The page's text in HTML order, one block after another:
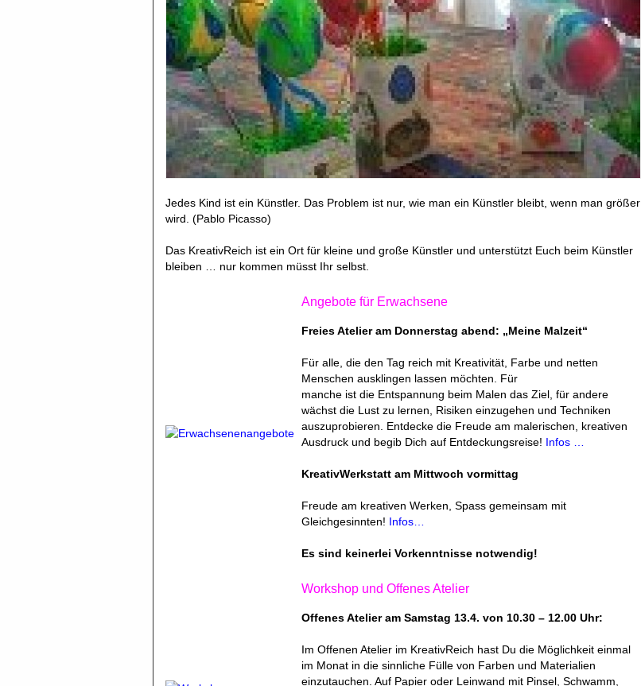
Jedes Kind ist ein Künstler. Das Problem ist nur, wie man ein Künstler bleibt, wenn man größer
wird. (Pablo Picasso)
Das KreativReich ist ein Ort für kleine und große Künstler und unterstützt Euch beim Künstler
bleiben … nur kommen müsst Ihr selbst.
Angebote für Erwachsene
Freies Atelier am Donnerstag abend: „Meine Malzeit“
Für alle, die den Tag reich mit Kreativität, Farbe und netten
Menschen ausklingen lassen möchten. Für
manche ist die Entspannung beim Malen das Ziel, für andere
wächst die Lust zu lernen, Risiken einzugehen und Techniken
auszuprobieren. Entdecke die Freude am malerischen, kreativen
Ausdruck und begib Dich auf Entdeckungsreise! Infos …
KreativWerkstatt am Mittwoch vormittag
Freude am kreativen Werken, Spass gemeinsam mit
Gleichgesinnten! Infos…
Es sind keinerlei Vorkenntnisse notwendig!
Workshop und Offenes Atelier
Offenes Atelier am Samstag 13.4. von 10.30 – 12.00 Uhr:
Im Offenen Atelier im KreativReich hast Du die Möglichkeit einmal
im Monat in die sinnliche Fülle von Farben und Materialien
einzutauchen. Auf Papier oder Leinwand mit Pinsel, Schwamm,